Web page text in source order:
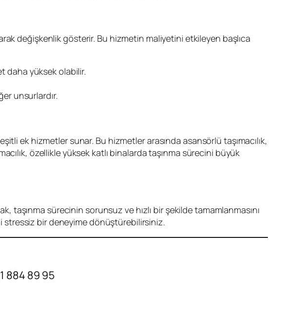
değişkenlik gösterir. Bu hizmetin maliyetini etkileyen başlıca
daha yüksek olabilir.
unsurlardır.
ek hizmetler sunar. Bu hizmetler arasında asansörlü taşımacılık,
özellikle yüksek katlı binalarda taşınma sürecini büyük
taşınma sürecinin sorunsuz ve hızlı bir şekilde tamamlanmasını
stressiz bir deneyime dönüştürebilirsiniz.
884 89 95